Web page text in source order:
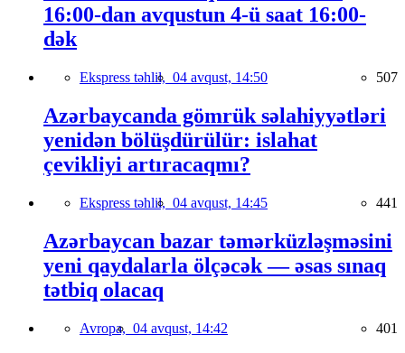
16:00-dan avqustun 4-ü saat 16:00-
dək
Ekspress təhlil, 04 avqust, 14:50 507
Azərbaycanda gömrük səlahiyyətləri
yenidən bölüşdürülür: islahat
çevikliyi artıracaqmı?
Ekspress təhlil, 04 avqust, 14:45 441
Azərbaycan bazar təmərküzləşməsini
yeni qaydalarla ölçəcək — əsas sınaq
tətbiq olacaq
Avropa, 04 avqust, 14:42 401